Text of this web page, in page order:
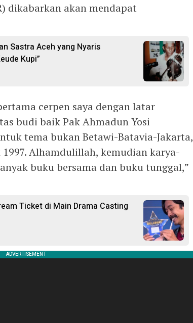
dikabarkan akan mendapat
Sastra Aceh yang Nyaris
Kupi”
cerpen saya dengan latar
budi baik Pak Ahmadun Yosi
tema bukan Betawi-Batavia-Jakarta,
Alhamdulillah, kemudian karya-
buku bersama dan buku tunggal,”
Ticket di Main Drama Casting